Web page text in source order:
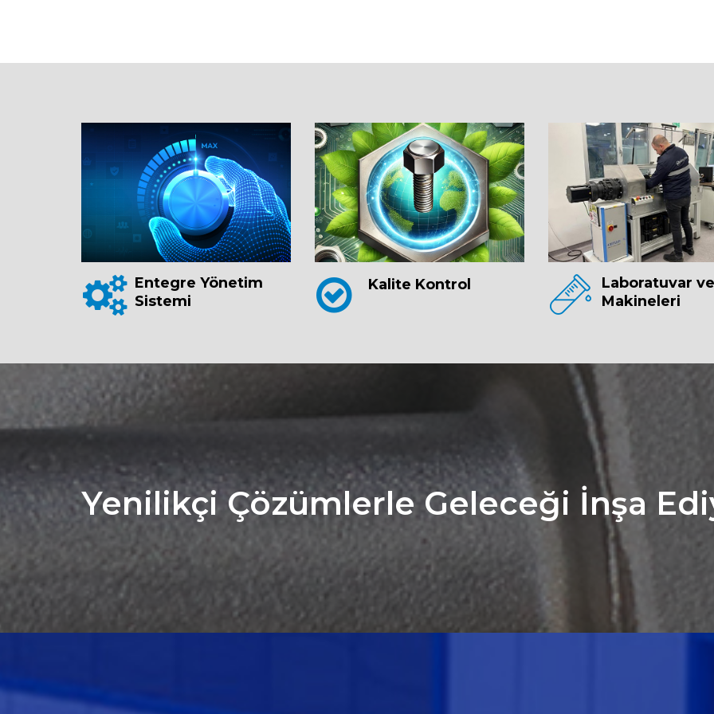
Entegre Yönetim
Sistemi
Kalite Kontrol
Laboratuvar
Makineleri
Yenilikçi Çözümlerle Geleceği İnşa